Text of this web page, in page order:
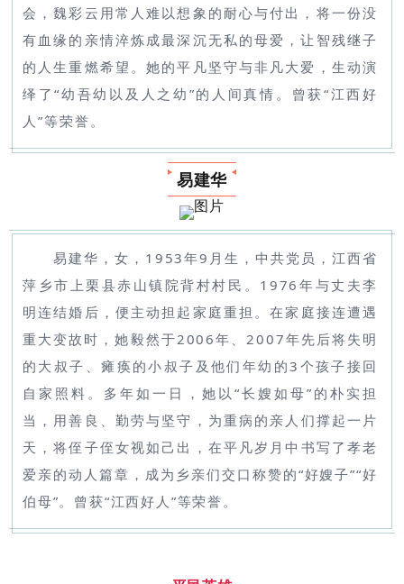
会，魏彩云用常人难以想象的耐心与付出，将一份没
有血缘的亲情淬炼成最深沉无私的母爱，让智残继子
的人生重燃希望。她的平凡坚守与非凡大爱，生动演
绎了“幼吾幼以及人之幼”的人间真情。曾获“江西好
人”等荣誉。
易建华
易建华，女，1953年9月生，中共党员，江西省
萍乡市上栗县赤山镇院背村村民。1976年与丈夫李
明连结婚后，便主动担起家庭重担。在家庭接连遭遇
重大变故时，她毅然于2006年、2007年先后将失明
的大叔子、瘫痪的小叔子及他们年幼的3个孩子接回
自家照料。多年如一日，她以“长嫂如母”的朴实担
当，用善良、勤劳与坚守，为重病的亲人们撑起一片
天，将侄子侄女视如己出，在平凡岁月中书写了孝老
爱亲的动人篇章，成为乡亲们交口称赞的“好嫂子”“好
伯母”。曾获“江西好人”等荣誉。